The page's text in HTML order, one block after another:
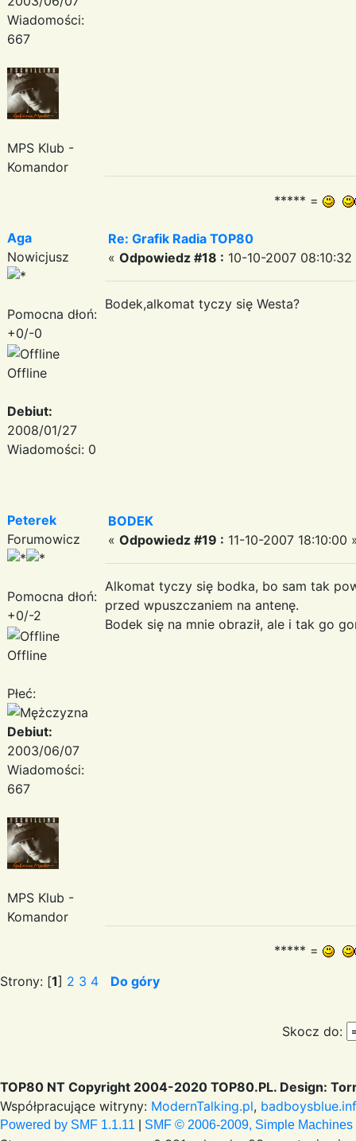
Wiadomości:
667
MPS Klub -
Komandor
***** =
Aga
Nowicjusz
Pomocna dłoń:
+0/-0
Offline
Debiut:
2008/01/27
Wiadomości: 0
Re: Grafik Radia TOP80
« Odpowiedz #18 : 10-10-2007 08:10:32
Bodek,alkomat tyczy się Westa?
Peterek
Forumowicz
Pomocna dłoń:
+0/-2
Offline
Płeć:
Debiut:
2003/06/07
Wiadomości:
667
MPS Klub -
Komandor
BODEK
« Odpowiedz #19 : 11-10-2007 18:10:00
Alkomat tyczy się bodka, bo sam tak
przed wpuszczaniem na antenę.
Bodek się na mnie obraził, ale i tak go
***** =
Strony: [1] 2 3 4 Do góry
Skocz do:
TOP80 NT Copyright 2004-2020 TOP80.PL. Design:
Współpracujące witryny: ModernTalking.pl,
Powered by SMF 1.1.11 SMF © 2006-2009, Simple Machines